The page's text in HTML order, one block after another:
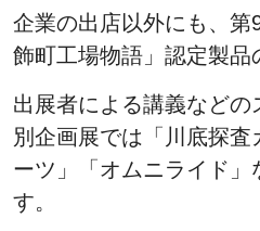
企業の出店以外にも、
飾町工場物語」認定製品
出展者による講義など
別企画展では「川底探査
ーツ」「オムニライド」
す。